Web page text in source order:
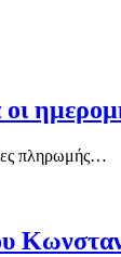
πληρωμής…